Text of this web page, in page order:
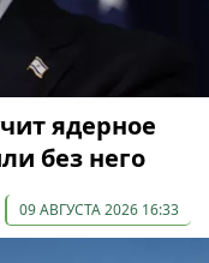
ядерное
без него
09 АВГУСТА 2026 16:33